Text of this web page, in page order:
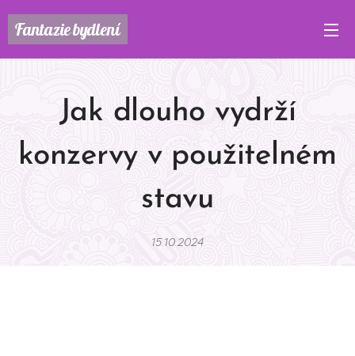
Fantaziebydlení
Jak dlouho vydrží
konzervy v použitelném
stavu
15.10.2024